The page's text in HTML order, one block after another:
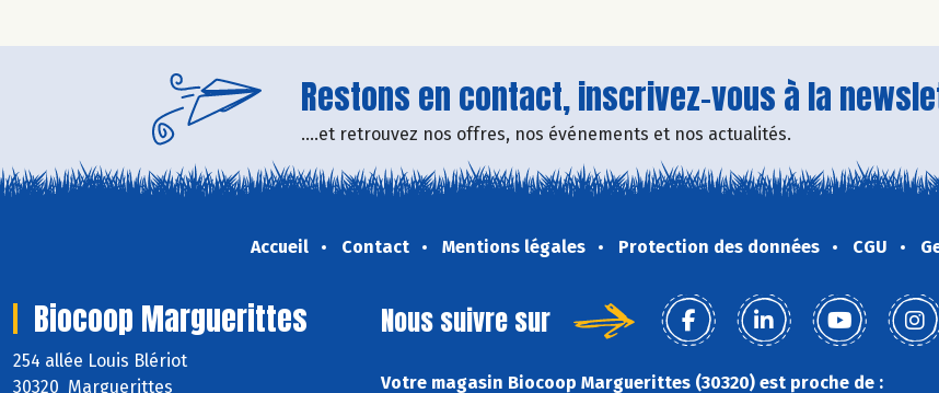
Restons en contact, inscrivez-vous à la
....et retrouvez nos offres, nos événements et nos actualités.
Accueil Contact Mentions légales Protection des données CGU
Biocoop Marguerittes
254 allée Louis Blériot
30320 Marguerittes
Nous suivre sur
Votre magasin Biocoop Marguerittes (30320) est proche de :